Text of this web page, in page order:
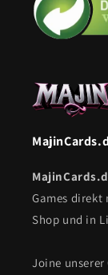
Games direkt
Shop und in
Joine